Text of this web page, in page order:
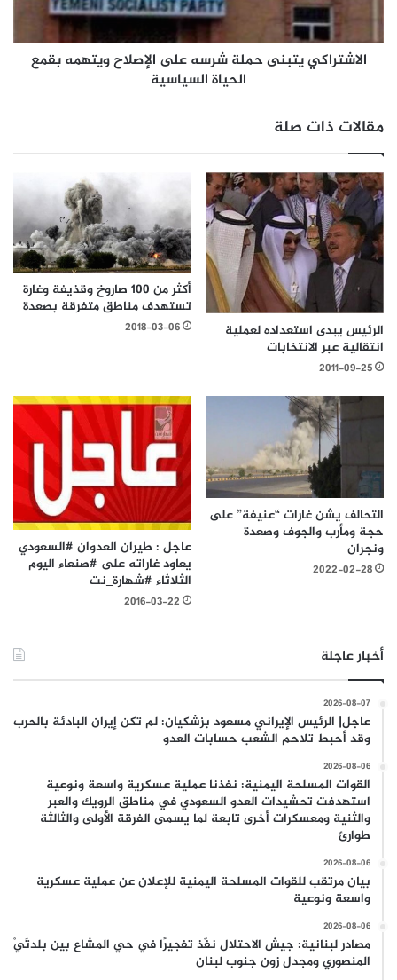
الاشتراكي يتبنى حملة شرسه على الإصلاح ويتهمه بقمع
الحياة السياسية
مقالات ذات صلة
الرئيس يبدى استعداده لعملية
انتقالية عبر الانتخابات
2011-09-25
أكثر من 100 صاروخ وقذيفة وغارة
تستهدف مناطق متفرقة بصعدة
2018-03-06
التحالف يشن غارات “عنيفة” على
حجة ومأرب والجوف وصعدة
ونجران
2022-02-28
عاجل : طيران العدوان #السعودي
يعاود غاراته على #صنعاء اليوم
الثلاثاء #شهارة_نت
2016-03-22
أخبار عاجلة
2026-08-07
عاجل| الرئيس الإيراني مسعود بزشكيان: لم تكن إيران البادئة بالحرب
وقد أحبط تلاحم الشعب حسابات العدو
2026-08-06
القوات المسلحة اليمنية: نفذنا عملية عسكرية واسعة ونوعية
استهدفت تحشيدات العدو السعودي في مناطق الرويك والعبر
والثنية ومعسكرات أخرى تابعة لما يسمى الفرقة الأولى والثالثة
طوارئ
2026-08-06
بيان مرتقب للقوات المسلحة اليمنية للإعلان عن عملية عسكرية
واسعة ونوعية
2026-08-06
مصادر لبنانية: جيش الاحتلال نفّذ تفجيرًا في حي المشاع بين بلدتَيْ
المنصوري ومجدل زون جنوب لبنان